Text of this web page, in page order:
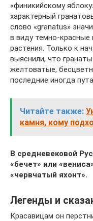
«финикийскому
характерный
слово «granatus»
в виду темно-красные
растения. Только к
выяснили, что
желтоватые,
последние иногда
Читайте также:
камня, кому
В средневековой
«бечет» или
«червчатый яхонт».
Легенды и
Красавицам он